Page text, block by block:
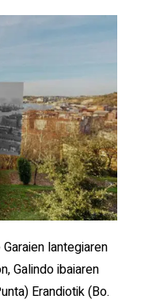
lantegiaren
Galindo ibaiaren
Erandiotik (Bo.